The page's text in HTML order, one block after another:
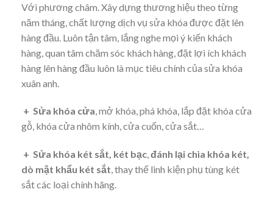
Với phương châm. Xây dựng thương hiệu theo từng
năm tháng, chất lượng dịch vụ sửa khóa được đặt lên
hàng đầu. Luôn tận tâm, lắng nghe mọi ý kiến khách
hàng, quan tâm chăm sóc khách hàng, đặt lợi ích khách
hàng lên hàng đầu luôn là mục tiêu chính của sửa khóa
xuân anh.
+ Sửa khóa cửa, mở khóa, phá khóa, lắp đặt khóa cửa
gỗ, khóa cửa nhôm kính, cửa cuốn, cửa sắt…
+ Sửa khóa két sắt, két bạc,đánh lại chìa khóa két,
dò mật khẩu két sắt, thay thế linh kiện phụ tùng két
sắt các loại chính hãng.